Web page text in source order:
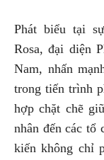
Phát biểu tại
Rosa, đại diện
Nam, nhấn
trong tiến trình
hợp chặt chẽ
nhân đến các tổ
kiến không chỉ